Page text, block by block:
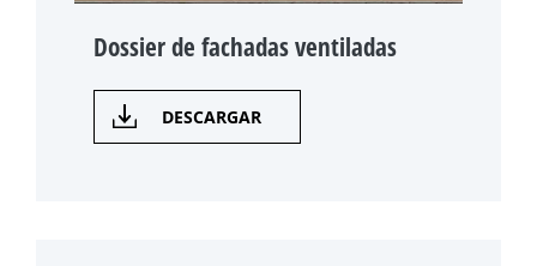
Dossier de fachadas ventiladas
DESCARGAR